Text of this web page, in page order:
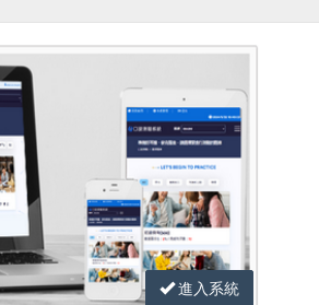
進入系統